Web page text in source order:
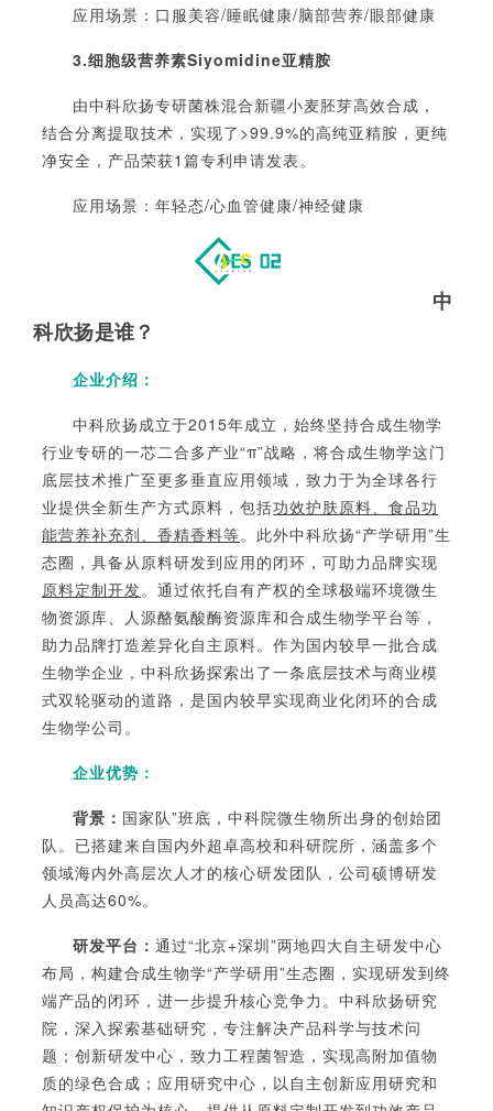
应用场景：口服美容/睡眠健康/脑部营养/眼部健康
3.细胞级营养素Siyomidine亚精胺
由中科欣扬专研菌株混合新疆小麦胚芽高效合成，
结合分离提取技术，实现了 >99.9%的高纯亚精胺，更纯
净安全，产品荣获1篇专利申请发表。
应用场景：年轻态/心血管健康/神经健康
中
科欣扬是谁？
企业介绍：
中科欣扬成立于2015年成立，始终坚持合成生物学
行业专研的一芯二合多产业“π”战略，将合成生物学这门
底层技术推广至更多垂直应用领域，致力于为全球各行
业提供全新生产方式原料，包括功效护肤原料、食品功
能营养补充剂、香精香料等。此外中科欣扬“产学研用”生
态圈，具备从原料研发到应用的闭环，可助力品牌实现
原料定制开发。通过依托自有产权的全球极端环境微生
物资源库、人源酪氨酸酶资源库和合成生物学平台等，
助力品牌打造差异化自主原料。 作为国内较早一批合成
生物学企业，中科欣扬探索出了一条底层技术与商业模
式双轮驱动的道路，是国内较早实现商业化闭环的合成
生物学公司。
企业优势：
背景： 国家队”班底，中科院微生物所出身的创始团
队。已搭建来自国内外超卓高校和科研院所，涵盖多个
领域海内外高层次人才的核心研发团队，公司硕博研发
人员高达60%。
研发平台： 通过“北京+深圳”两地四大自主研发中心
布局，构建合成生物学“产学研用”生态圈，实现研发到终
端产品的闭环，进一步提升核心竞争力。中科欣扬研究
院，深入探索基础研究，专注解决产品科学与技术问
题；创新研发中心，致力工程菌智造，实现高附加值物
质的绿色合成；应用研究中心，以自主创新应用研究和